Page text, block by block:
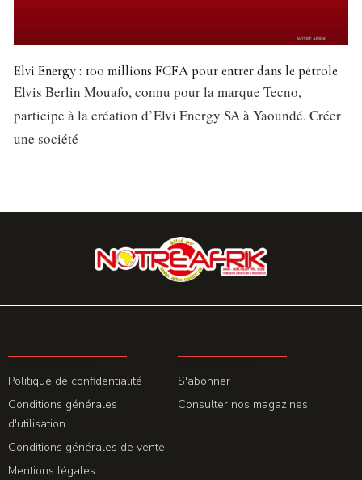
Elvi Energy : 100 millions FCFA pour entrer dans le pétrole
Elvis Berlin Mouafo, connu pour la marque Tecno,
participe à la création d’Elvi Energy SA à Yaoundé. Créer
une société
Politique de confidentialité
Conditions générales
d'utilisation
Conditions générales de vente
Mentions légales
S'abonner
Consulter nos magazines